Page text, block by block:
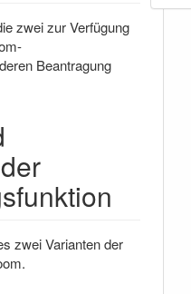
zwei zur Verfügung
Beantragung
zwei Varianten der